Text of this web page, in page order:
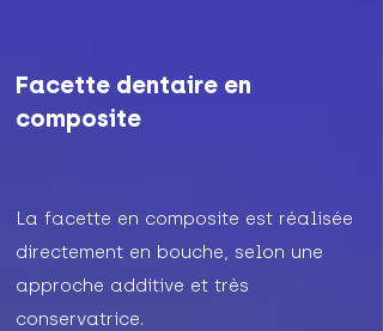
Facette dentaire en
composite
La facette en composite est réalisée
directement en bouche, selon une
approche additive et très
conservatrice.